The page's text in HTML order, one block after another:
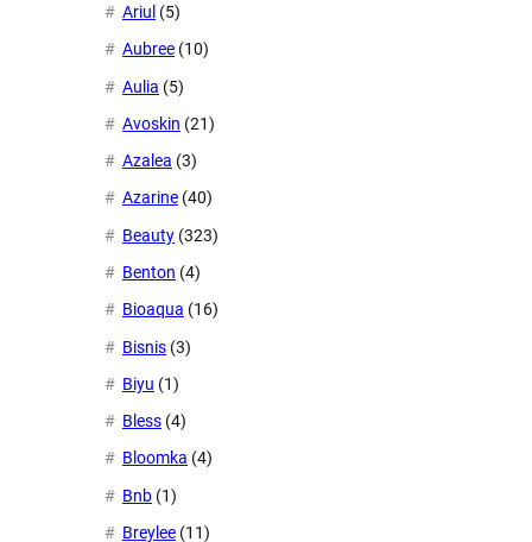
Ariul (5)
Aubree (10)
Aulia (5)
Avoskin (21)
Azalea (3)
Azarine (40)
Beauty (323)
Benton (4)
Bioaqua (16)
Bisnis (3)
Biyu (1)
Bless (4)
Bloomka (4)
Bnb (1)
Breylee (11)